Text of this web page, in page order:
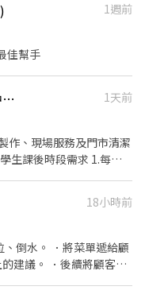
1週前
佳幫手
門市時薪人員-台茂門市(台茂購物中心)
1天前
作、現場服務及門市清潔
驗 1.新進學習訓練(教室
課程) 【福利】
夥伴和公司一起成長 1.
災保險、退休金提撥6%
18小時前
倒水。 ．將菜單遞給顧
建議。 ．後續將顧客點